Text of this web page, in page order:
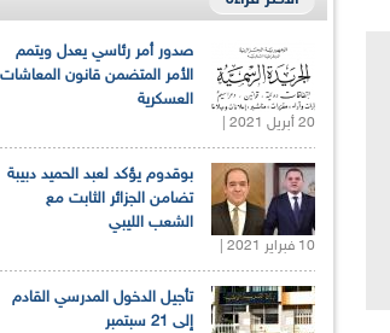
صدور أمر رئاسي يعدل ويتمم
الأمر المتضمن قانون المعاشات
العسكرية
20 أبريل 2021 |
بوقدوم يؤكد لعبد الحميد دبيبة
تضامن الجزائر الثابت مع
الشعب الليبي
10 فبراير 2021 |
تأجيل الدخول المدرسي القادم
إلى 21 سبتمبر